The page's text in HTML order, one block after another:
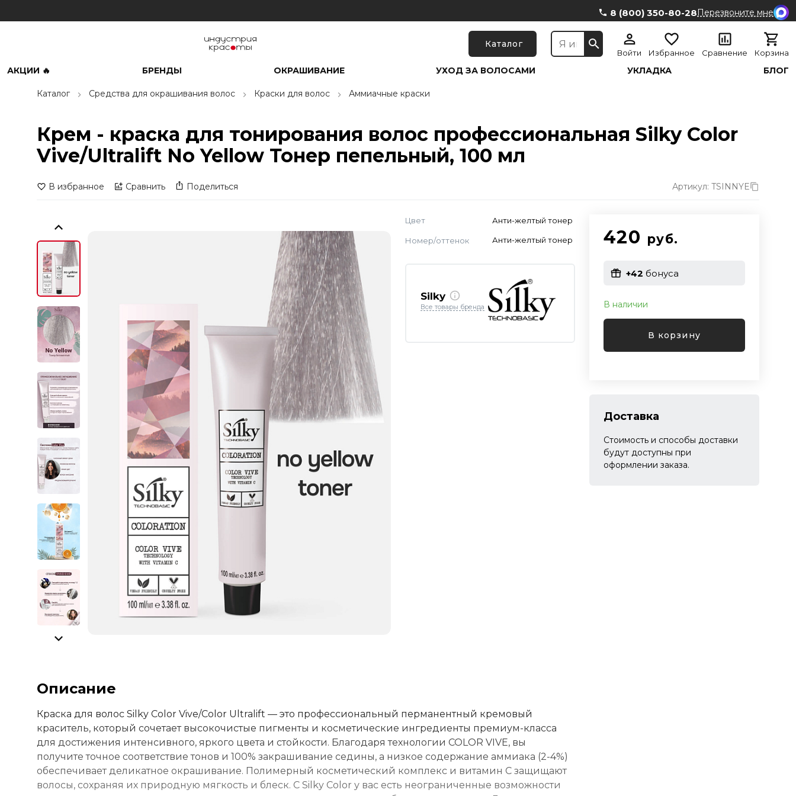
8 (800) 350-80-28Перезвоните мне
Каталог
Войти Избранное Сравнение Корзина
АКЦИИ 🔥 БРЕНДЫ ОКРАШИВАНИЕ УХОД ЗА ВОЛОСАМИ УКЛАДКА БЛОГ
Каталог Средства для окрашивания волос Краски для волос Аммиачные краски
Крем - краска для тонирования волос профессиональная Silky Color
Vive/Ultralift No Yellow Тонер пепельный, 100 мл
В избранное Сравнить Поделиться Артикул: TSINNYE
Цвет Анти-желтый тонер
Номер/оттенок Анти-желтый тонер
Silky
Все товары бренда
420 руб.
+42 бонуса
В наличии
В корзину
Доставка
Стоимость и способы доставки
будут доступны при
оформлении заказа.
Описание
Краска для волос Silky Color Vive/Color Ultralift — это профессиональный перманентный кремовый
краситель, который сочетает высокочистые пигменты и косметические ингредиенты премиум-класса
для достижения интенсивного, яркого цвета и стойкости. Благодаря технологии COLOR VIVE, вы
получите точное соответствие тонов и 100% закрашивание седины, а низкое содержание аммиака (2-4%)
обеспечивает деликатное окрашивание. Полимерный косметический комплекс и витамин C защищают
волосы, сохраняя их природную мягкость и блеск. С Silky Color у вас есть неограниченные возможности